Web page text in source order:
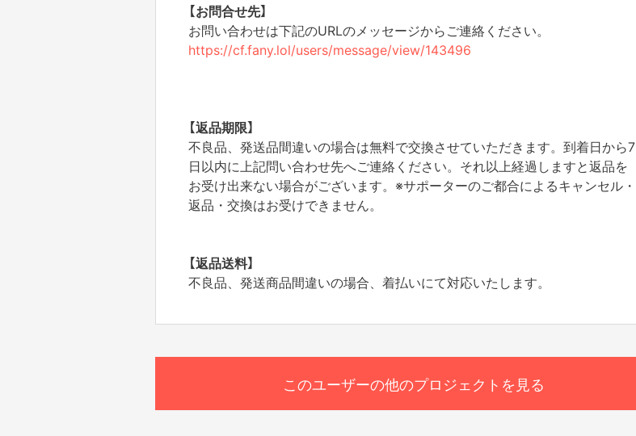
【お問合せ先】
お問い合わせは下記のURLのメッセージからご連絡ください。
https://cf.fany.lol/users/message/view/143496
【返品期限】
不良品、発送品間違いの場合は無料で交換させていただきます。到着日から7
日以内に上記問い合わせ先へご連絡ください。それ以上経過しますと返品を
お受け出来ない場合がございます。※サポーターのご都合によるキャンセル・
返品・交換はお受けできません。
【返品送料】
不良品、発送商品間違いの場合、着払いにて対応いたします。
このユーザーの他のプロジェクトを見る